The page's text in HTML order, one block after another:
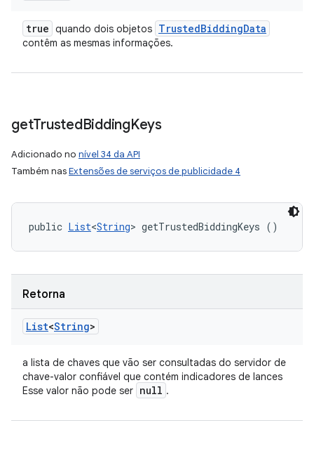
true quando dois objetos TrustedBiddingData
contêm as mesmas informações.
getTrustedBiddingKeys
Adicionado no nível 34 da API
Também nasExtensões de serviços de publicidade 4
public List<String> getTrustedBiddingKeys ()
Retorna
List<String>
a lista de chaves que vão ser consultadas do servidor de
chave-valor confiável que contém indicadores de lances
Esse valor não pode ser null .